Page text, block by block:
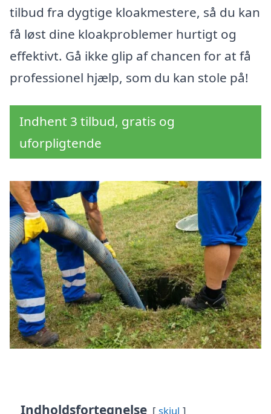
tilbud fra dygtige kloakmestere, så du kan
få løst dine kloakproblemer hurtigt og
effektivt. Gå ikke glip af chancen for at få
professionel hjælp, som du kan stole på!
Indhent 3 tilbud, gratis og
uforpligtende
Indholdsfortegnelse skjul